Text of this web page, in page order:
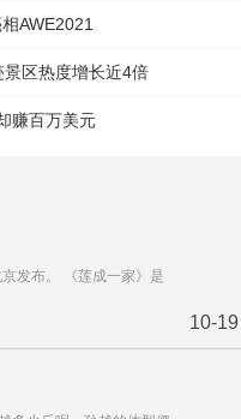
AWE2021
区热度增长近4倍
赚百万美元
发布。 《莲成一家》是
10-19